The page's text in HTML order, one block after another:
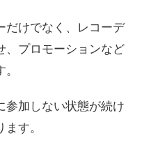
だけでなく、レコーデ
、プロモーションなど
参加しない状態が続け
す。